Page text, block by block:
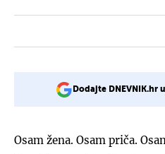
Dodajte
Osam žena. Osam priča.